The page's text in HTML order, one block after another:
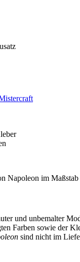
Napoleon im
und unbemalter
Farben sowie der
sind nicht im